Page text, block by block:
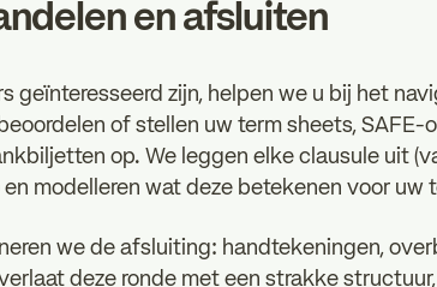
en afsluiten
geïnteresseerd zijn, helpen we u bij het
of stellen uw term sheets, SAFE-
op. We leggen elke clausule uit
modelleren wat deze betekenen voor uw
we de afsluiting: handtekeningen,
deze ronde met een strakke